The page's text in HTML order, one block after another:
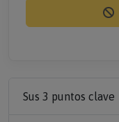
Sus 3 puntos clave